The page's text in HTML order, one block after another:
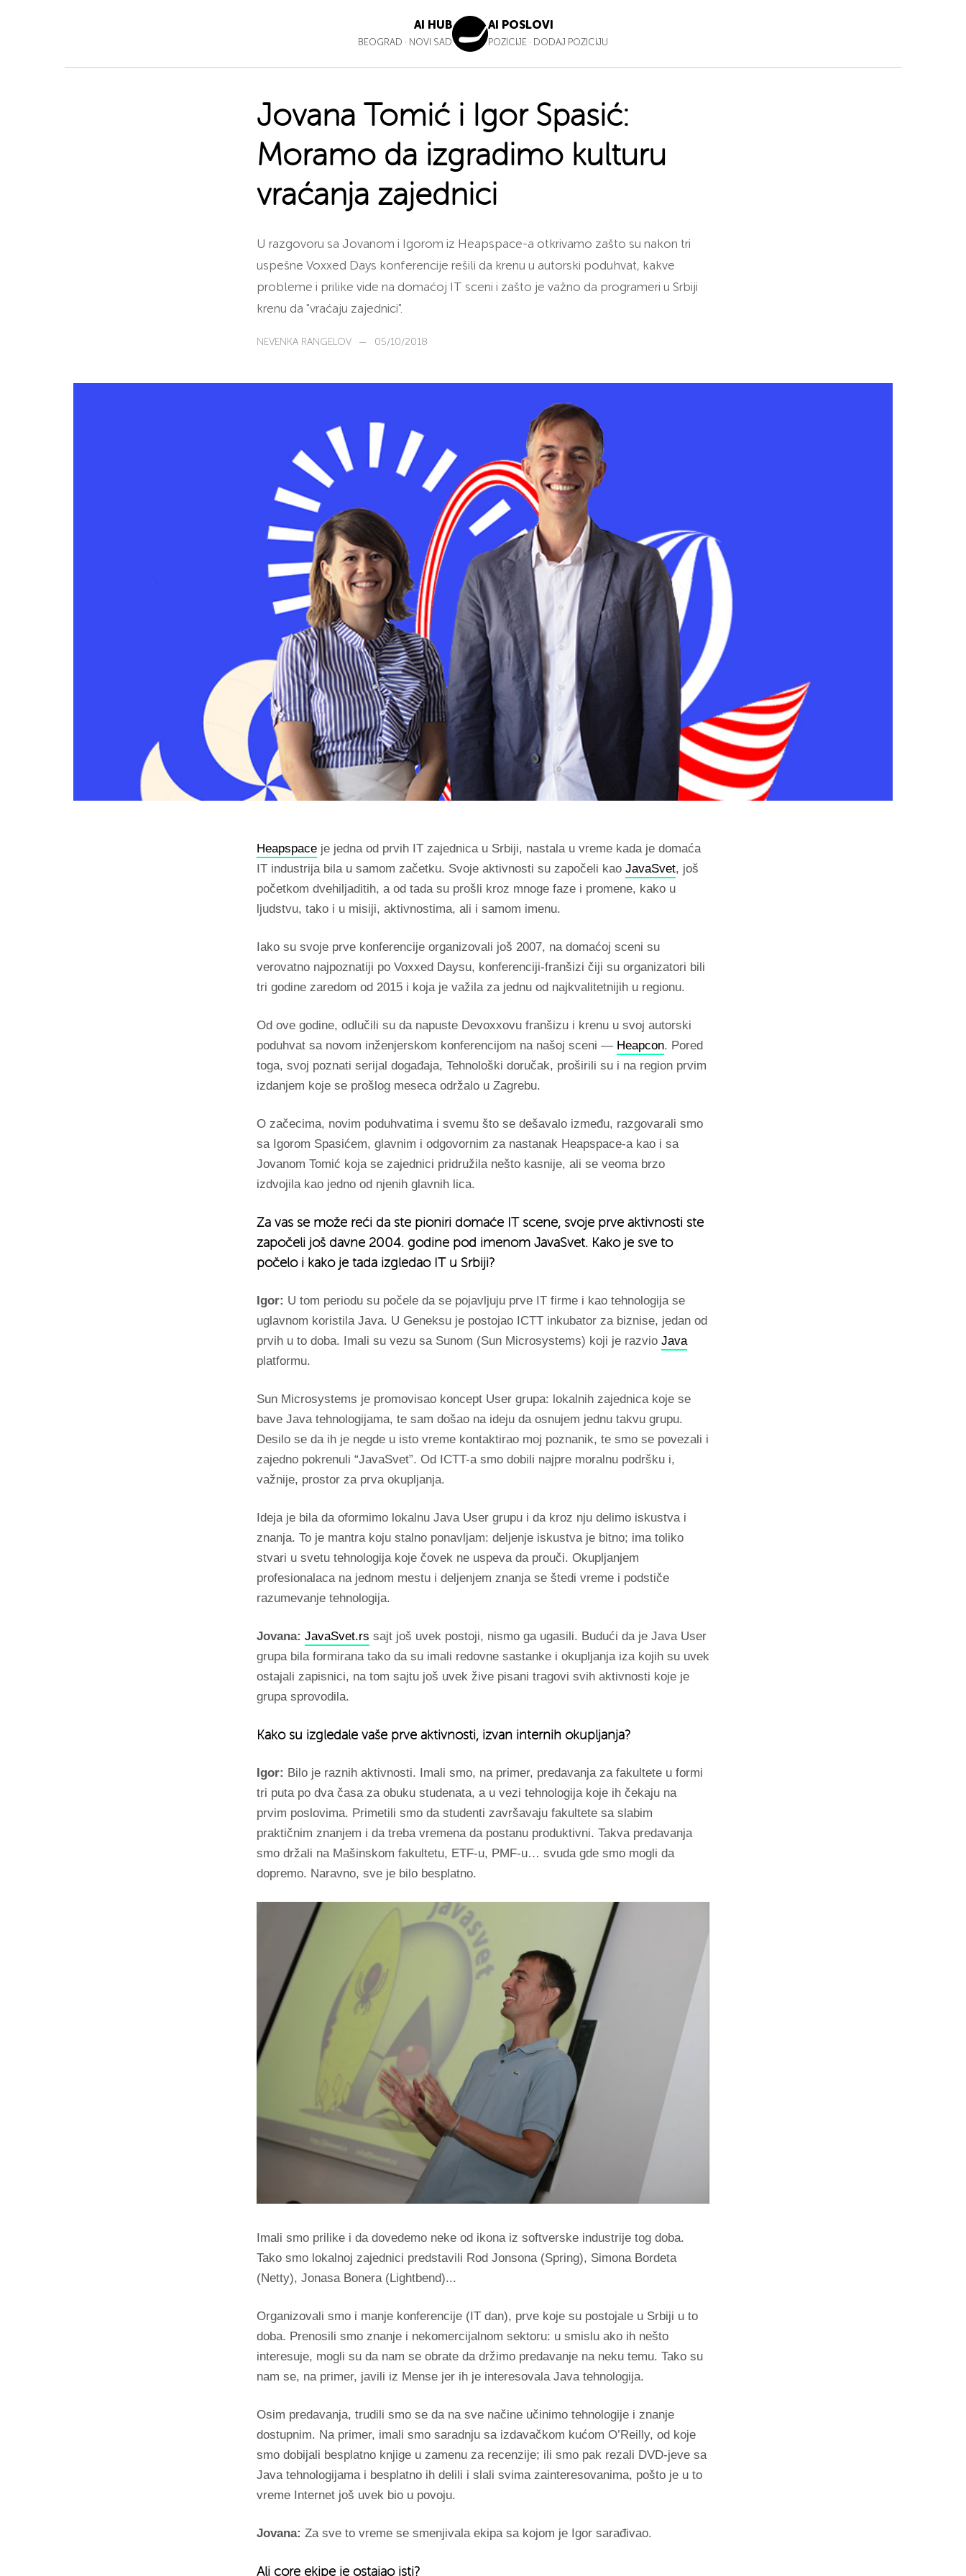
AI HUB
BEOGRAD · NOVI SAD
AI POSLOVI
POZICIJE · DODAJ POZICIJU
Jovana Tomić i Igor Spasić:
Moramo da izgradimo kulturu
vraćanja zajednici
U razgovoru sa Jovanom i Igorom iz Heapspace-a otkrivamo zašto su nakon tri
uspešne Voxxed Days konferencije rešili da krenu u autorski poduhvat, kakve
probleme i prilike vide na domaćoj IT sceni i zašto je važno da programeri u Srbiji
krenu da "vraćaju zajednici".
NEVENKA RANGELOV — 05/10/2018
Heapspace je jedna od prvih IT zajednica u Srbiji, nastala u vreme kada je domaća
IT industrija bila u samom začetku. Svoje aktivnosti su započeli kao JavaSvet, još
početkom dvehiljaditih, a od tada su prošli kroz mnoge faze i promene, kako u
ljudstvu, tako i u misiji, aktivnostima, ali i samom imenu.
Iako su svoje prve konferencije organizovali još 2007, na domaćoj sceni su
verovatno najpoznatiji po Voxxed Daysu, konferenciji-franšizi čiji su organizatori bili
tri godine zaredom od 2015 i koja je važila za jednu od najkvalitetnijih u regionu.
Od ove godine, odlučili su da napuste Devoxxovu franšizu i krenu u svoj autorski
poduhvat sa novom inženjerskom konferencijom na našoj sceni — Heapcon. Pored
toga, svoj poznati serijal događaja, Tehnološki doručak, proširili su i na region prvim
izdanjem koje se prošlog meseca održalo u Zagrebu.
O začecima, novim poduhvatima i svemu što se dešavalo između, razgovarali smo
sa Igorom Spasićem, glavnim i odgovornim za nastanak Heapspace-a kao i sa
Jovanom Tomić koja se zajednici pridružila nešto kasnije, ali se veoma brzo
izdvojila kao jedno od njenih glavnih lica.
Za vas se može reći da ste pioniri domaće IT scene, svoje prve aktivnosti ste
započeli još davne 2004. godine pod imenom JavaSvet. Kako je sve to
počelo i kako je tada izgledao IT u Srbiji?
Igor: U tom periodu su počele da se pojavljuju prve IT firme i kao tehnologija se
uglavnom koristila Java. U Geneksu je postojao ICTT inkubator za biznise, jedan od
prvih u to doba. Imali su vezu sa Sunom (Sun Microsystems) koji je razvio Java
platformu.
Sun Microsystems je promovisao koncept User grupa: lokalnih zajednica koje se
bave Java tehnologijama, te sam došao na ideju da osnujem jednu takvu grupu.
Desilo se da ih je negde u isto vreme kontaktirao moj poznanik, te smo se povezali i
zajedno pokrenuli “JavaSvet”. Od ICTT-a smo dobili najpre moralnu podršku i,
važnije, prostor za prva okupljanja.
Ideja je bila da oformimo lokalnu Java User grupu i da kroz nju delimo iskustva i
znanja. To je mantra koju stalno ponavljam: deljenje iskustva je bitno; ima toliko
stvari u svetu tehnologija koje čovek ne uspeva da prouči. Okupljanjem
profesionalaca na jednom mestu i deljenjem znanja se štedi vreme i podstiče
razumevanje tehnologija.
Jovana: JavaSvet.rs sajt još uvek postoji, nismo ga ugasili. Budući da je Java User
grupa bila formirana tako da su imali redovne sastanke i okupljanja iza kojih su uvek
ostajali zapisnici, na tom sajtu još uvek žive pisani tragovi svih aktivnosti koje je
grupa sprovodila.
Kako su izgledale vaše prve aktivnosti, izvan internih okupljanja?
Igor: Bilo je raznih aktivnosti. Imali smo, na primer, predavanja za fakultete u formi
tri puta po dva časa za obuku studenata, a u vezi tehnologija koje ih čekaju na
prvim poslovima. Primetili smo da studenti završavaju fakultete sa slabim
praktičnim znanjem i da treba vremena da postanu produktivni. Takva predavanja
smo držali na Mašinskom fakultetu, ETF-u, PMF-u… svuda gde smo mogli da
dopremo. Naravno, sve je bilo besplatno.
Imali smo prilike i da dovedemo neke od ikona iz softverske industrije tog doba.
Tako smo lokalnoj zajednici predstavili Rod Jonsona (Spring), Simona Bordeta
(Netty), Jonasa Bonera (Lightbend)...
Organizovali smo i manje konferencije (IT dan), prve koje su postojale u Srbiji u to
doba. Prenosili smo znanje i nekomercijalnom sektoru: u smislu ako ih nešto
interesuje, mogli su da nam se obrate da držimo predavanje na neku temu. Tako su
nam se, na primer, javili iz Mense jer ih je interesovala Java tehnologija.
Osim predavanja, trudili smo se da na sve načine učinimo tehnologije i znanje
dostupnim. Na primer, imali smo saradnju sa izdavačkom kućom O’Reilly, od koje
smo dobijali besplatno knjige u zamenu za recenzije; ili smo pak rezali DVD-jeve sa
Java tehnologijama i besplatno ih delili i slali svima zainteresovanima, pošto je u to
vreme Internet još uvek bio u povoju.
Jovana: Za sve to vreme se smenjivala ekipa sa kojom je Igor sarađivao.
Ali core ekipe je ostajao isti?